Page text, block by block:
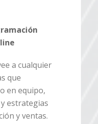
a cualquier
que
en equipo,
estrategias
y ventas.